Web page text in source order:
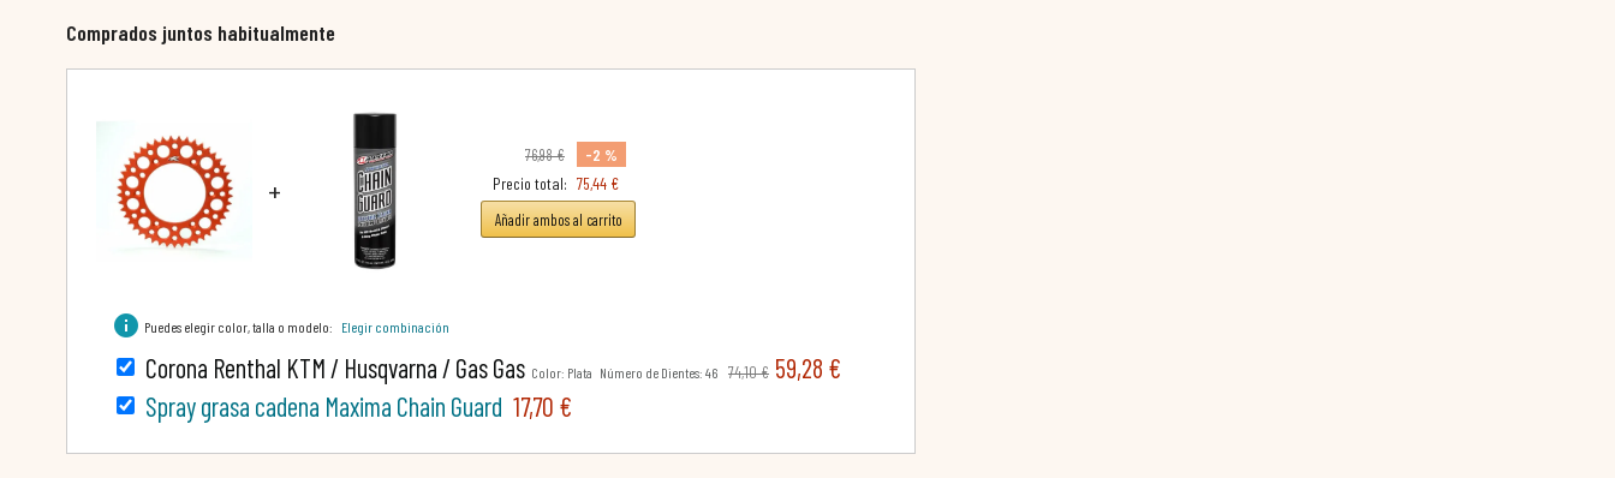
Comprados juntos habitualmente
+
76,98 €
-2 %
Precio total: 75,44 €
Añadir ambos al carrito
info Puedes elegir color, talla o modelo: Elegir combinación
Corona Renthal KTM / Husqvarna / Gas Gas Color: Plata Número de Dientes: 46 74,10 € 59,28 €
Spray grasa cadena Maxima Chain Guard 17,70 €